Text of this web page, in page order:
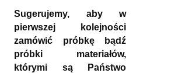
Sugerujemy, aby w
pierwszej kolejności
zamówić próbkę bądź
próbki materiałów,
którymi są Państwo